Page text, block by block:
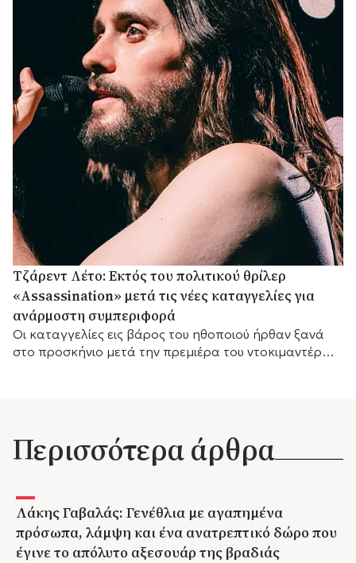
Τζάρεντ Λέτο: Εκτός του πολιτικού θρίλερ
«Assassination» μετά τις νέες καταγγελίες για
ανάρμοστη συμπεριφορά
Οι καταγγελίες εις βάρος του ηθοποιού ήρθαν ξανά
στο προσκήνιο μετά την πρεμιέρα του ντοκιμαντέρ
Περισσότερα άρθρα
Λάκης Γαβαλάς: Γενέθλια με αγαπημένα
πρόσωπα, λάμψη και ένα ανατρεπτικό δώρο που
έγινε το απόλυτο αξεσουάρ της βραδιάς